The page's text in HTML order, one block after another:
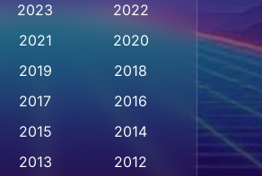
Animation อนิเมชั่น(1)
Animation แอนิเมชั่น(1)
Anthology (2)
2023
2022
2021
2020
2019
2018
2017
2016
2015
2014
2013
2012